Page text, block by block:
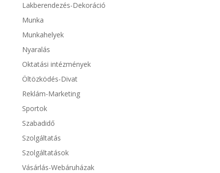
Lakberendezés-Dekoráció
Munka
Munkahelyek
Nyaralás
Oktatási intézmények
Öltözködés-Divat
Reklám-Marketing
Sportok
Szabadidő
Szolgáltatás
Szolgáltatások
Vásárlás-Webáruházak